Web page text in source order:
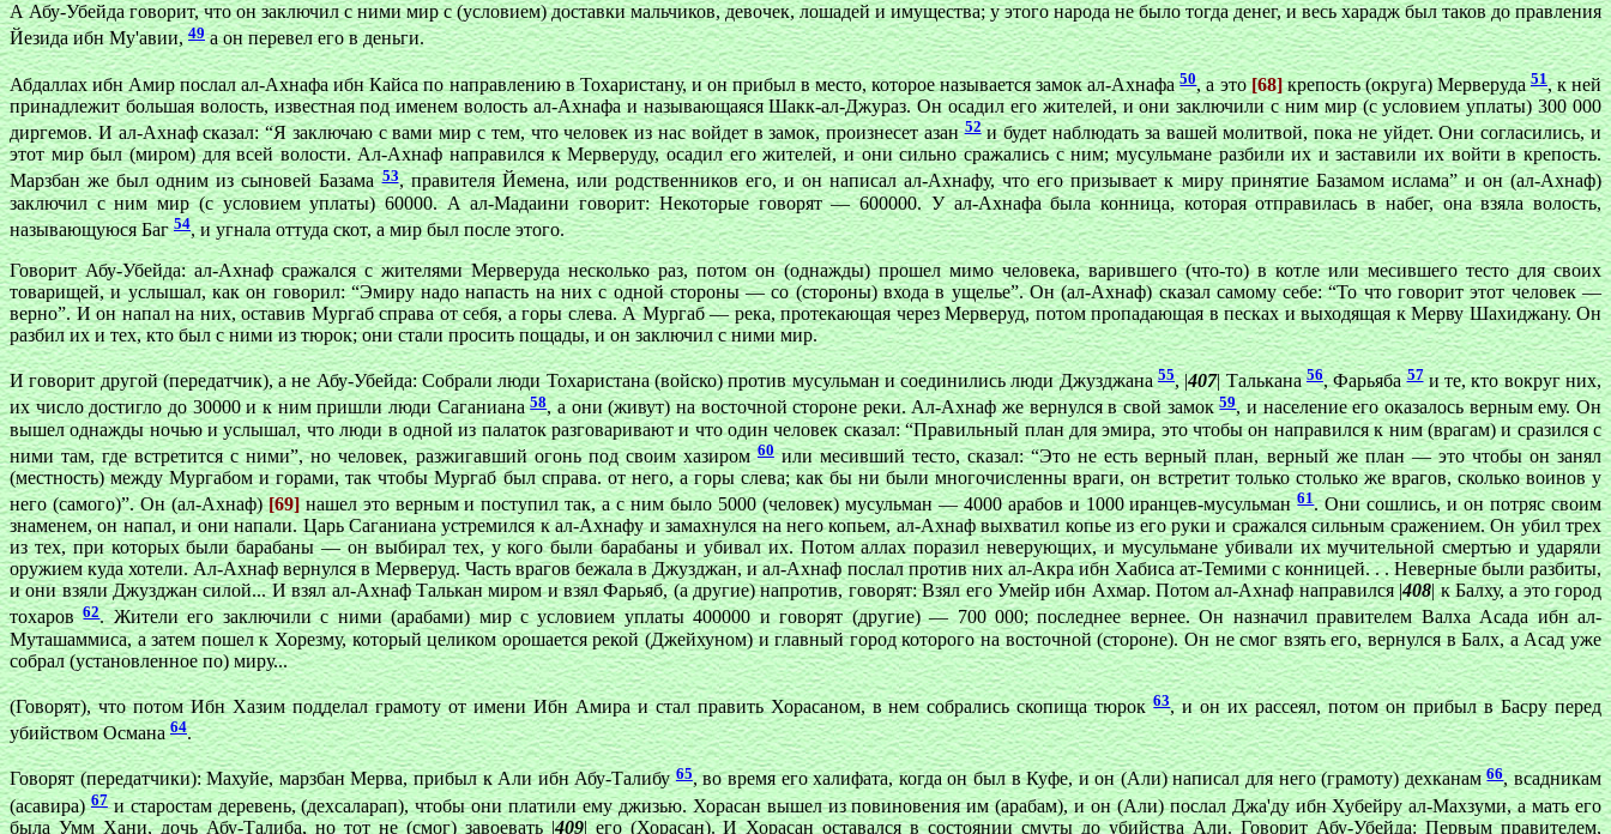
А Абу-Убейда говорит, что он заключил с ними мир с (условием) доставки мальчиков, девочек, лошадей и имущества; у этого народа не было тогда денег, и весь харадж был таков до правления
Йезида ибн Му'авии,49а он перевел его в деньги.
Абдаллах ибн Амир послал ал-Ахнафа ибн Кайса по направлению в Тохаристану, и он прибыл в место, которое называется замок ал-Ахнафа50, а это[68]крепость (округа) Мерверуда51, к ней
принадлежит большая волость, известная под именем волость ал-Ахнафа и называющаяся Шакк-ал-Джураз. Он осадил его жителей, и они заключили с ним мир (с условием уплаты) 300 000
диргемов. И ал-Ахнаф сказал: “Я заключаю с вами мир с тем, что человек из нас войдет в замок, произнесет азан52и будет наблюдать за вашей молитвой, пока не уйдет. Они согласились, и
этот мир был (миром) для всей волости. Ал-Ахнаф направился к Мерверуду, осадил его жителей, и они сильно сражались с ним; мусульмане разбили их и заставили их войти в крепость.
Марзбан же был одним из сыновей Базама53, правителя Йемена, или родственников его, и он написал ал-Ахнафу, что его призывает к миру принятие Базамом ислама” и он (ал-Ахнаф)
заключил с ним мир (с условием уплаты) 60000. А ал-Мадаини говорит: Некоторые говорят — 600000. У ал-Ахнафа была конница, которая отправилась в набег, она взяла волость,
называющуюся Баг54, и угнала оттуда скот, а мир был после этого.
Говорит Абу-Убейда: ал-Ахнаф сражался с жителями Мерверуда несколько раз, потом он (однажды) прошел мимо человека, варившего (что-то) в котле или месившего тесто для своих
товарищей, и услышал, как он говорил: “Эмиру надо напасть на них с одной стороны — со (стороны) входа в ущелье”. Он (ал-Ахнаф) сказал самому себе: “То что говорит этот человек —
верно”. И он напал на них, оставив Мургаб справа от себя, а горы слева. А Мургаб — река, протекающая через Мерверуд, потом пропадающая в песках и выходящая к Мерву Шахиджану. Он
разбил их и тех, кто был с ними из тюрок; они стали просить пощады, и он заключил с ними мир.
И говорит другой (передатчик), а не Абу-Убейда: Собрали люди Тохаристана (войско) против мусульман и соединились люди Джузджана55, |407| Талькана56, Фарьяба57и те, кто вокруг них,
их число достигло до 30000 и к ним пришли люди Саганиана58, а они (живут) на восточной стороне реки. Ал-Ахнаф же вернулся в свой замок59, и население его оказалось верным ему. Он
вышел однажды ночью и услышал, что люди в одной из палаток разговаривают и что один человек сказал: “Правильный план для эмира, это чтобы он направился к ним (врагам) и сразился с
ними там, где встретится с ними”, но человек, разжигавший огонь под своим хазиром60или месивший тесто, сказал: “Это не есть верный план, верный же план — это чтобы он занял
(местность) между Мургабом и горами, так чтобы Мургаб был справа. от него, а горы слева; как бы ни были многочисленны враги, он встретит только столько же врагов, сколько воинов у
него (самого)”. Он (ал-Ахнаф)[69]нашел это верным и поступил так, а с ним было 5000 (человек) мусульман — 4000 арабов и 1000 иранцев-мусульман61. Они сошлись, и oн потряс своим
знаменем, он напал, и они напали. Царь Саганиана устремился к ал-Ахнафу и замахнулся на него копьем, ал-Ахнаф выхватил копье из его руки и сражался сильным сражением. Он убил трех
из тех, при которых были барабаны — он выбирал тех, у кого были барабаны и убивал их. Потом аллах поразил неверующих, и мусульмане убивали их мучительной смертью и ударяли
оружием куда хотели. Ал-Ахнаф вернулся в Мерверуд. Часть врагов бежала в Джузджан, и ал-Ахнаф послал против них ал-Акра ибн Хабиса ат-Темими с конницей. . . Неверные были разбиты,
и они взяли Джузджан силой... И взял ал-Ахнаф Талькан миром и взял Фарьяб, (а другие) напротив, говорят: Взял его Умейр ибн Ахмар. Потом ал-Ахнаф направился |408| к Балху, а это город
тохаров62. Жители его заключили с ними (арабами) мир с условием уплаты 400000 и говорят (другие) — 700 000; последнее вернее. Он назначил правителем Валха Асада ибн ал-
Муташаммиса, а затем пошел к Хорезму, который целиком орошается рекой (Джейхуном) и главный город которого на восточной (стороне). Он не смог взять его, вернулся в Балх, а Асад уже
собрал (установленное по) миру...
(Говорят), что потом Ибн Хазим подделал грамоту от имени Ибн Амира и стал править Хорасаном, в нем собрались скопища тюрок63, и он их рассеял, потом он прибыл в Басру перед
убийством Османа64.
Говорят (передатчики): Махуйе, марзбан Мерва, прибыл к Али ибн Абу-Талибу65, во время его халифата, когда он был в Куфе, и он (Али) написал для него (грамоту) дехканам66, всадникам
(асавира)67и старостам деревень, (дехсаларап), чтобы они платили ему джизью. Хорасан вышел из повиновения им (арабам), и он (Али) послал Джа'ду ибн Хубейру ал-Махзуми, а мать его
была Умм Хани, дочь Абу-Талиба, но тот не (смог) завоевать |409| его (Хорасан). И Хорасан оставался в состоянии смуты до убийства Али. Говорит Абу-Убейда: Первым правителем,